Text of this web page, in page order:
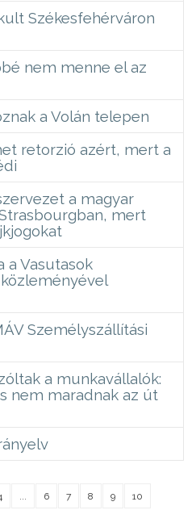
Székesfehérváron
nem menne el az
a Volán telepen
retorzió azért, mert a
a magyar
mert
a Vasutasok
Személyszállítási
a munkavállalók:
nem maradnak az út
... 6 7 8 9 10